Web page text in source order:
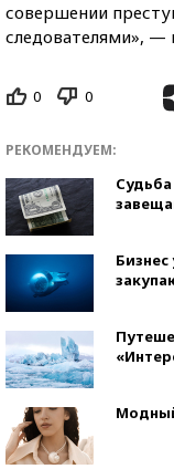
совершении
следователями», —
0 0
РЕКОМЕНДУЕМ: